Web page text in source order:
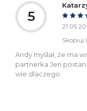
5
Skopiuj
Andy myślał, że ma
partnerka Jen
wie dlaczego